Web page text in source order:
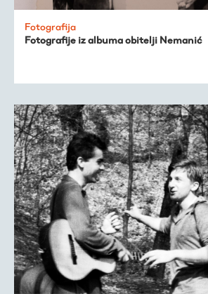
Fotografija
Fotografije iz albuma obitelji Nemanić